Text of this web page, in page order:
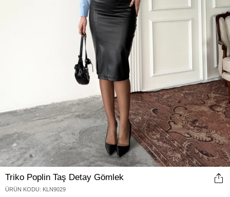
Triko Poplin Taş Detay Gömlek
ÜRÜN KODU: KLN9029